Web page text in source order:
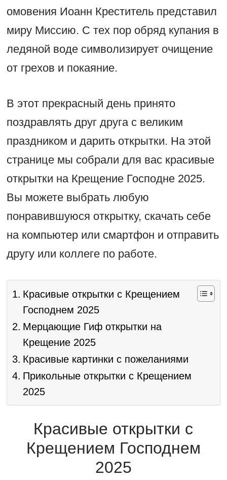
омовения Иоанн Креститель представил
миру Миссию. С тех пор обряд купания в
ледяной воде символизирует очищение
от грехов и покаяние.
В этот прекрасный день принято
поздравлять друг друга с великим
праздником и дарить открытки. На этой
странице мы собрали для вас красивые
открытки на Крещение Господне 2025.
Вы можете выбрать любую
понравившуюся открытку, скачать себе
на компьютер или смартфон и отправить
другу или коллеге по работе.
Красивые открытки с Крещением
Господнем 2025
Мерцающие Гиф открытки на
Крещение 2025
Красивые картинки с пожеланиями
Прикольные открытки с Крещением
2025
Красивые открытки с
Крещением Господнем
2025